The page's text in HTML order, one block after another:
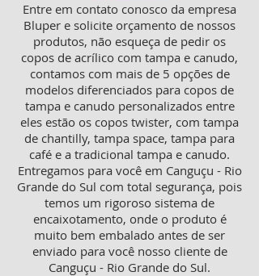
Entre em contato conosco da empresa
Bluper e solicite orçamento de nossos
produtos, não esqueça de pedir os
copos de acrílico com tampa e canudo,
contamos com mais de 5 opções de
modelos diferenciados para copos de
tampa e canudo personalizados entre
eles estão os copos twister, com tampa
de chantilly, tampa space, tampa para
café e a tradicional tampa e canudo.
Entregamos para você em Canguçu - Rio
Grande do Sul com total segurança, pois
temos um rigoroso sistema de
encaixotamento, onde o produto é
muito bem embalado antes de ser
enviado para você nosso cliente de
Canguçu - Rio Grande do Sul.